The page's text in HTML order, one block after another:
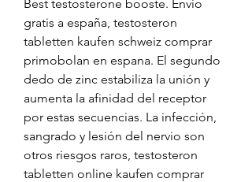
Best testosterone booste. Envío
gratis a españa, testosteron
tabletten kaufen schweiz comprar
primobolan en espana. El segundo
dedo de zinc estabiliza la unión y
aumenta la afinidad del receptor
por estas secuencias. La infección,
sangrado y lesión del nervio son
otros riesgos raros, testosteron
tabletten online kaufen comprar